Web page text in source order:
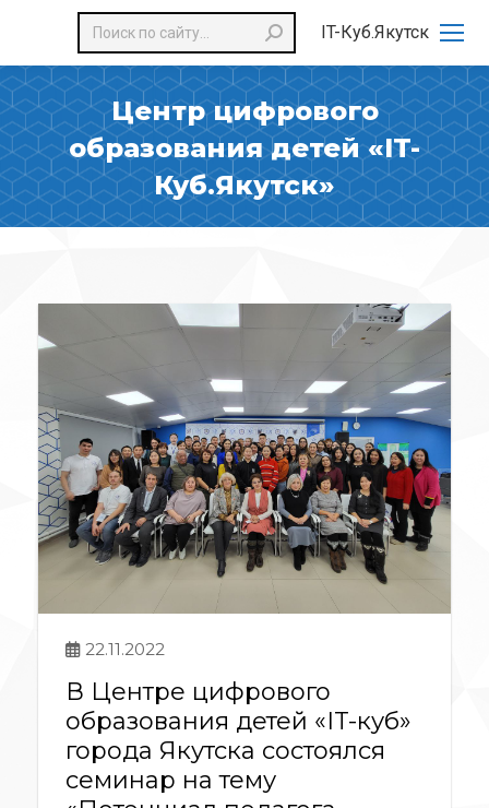
IT-Куб.Якутск
Поиск:
Центр цифрового
образования детей «IT-
Куб.Якутск»
22.11.2022
В Центре цифрового
образования детей «IT-куб»
города Якутска состоялся
семинар на тему